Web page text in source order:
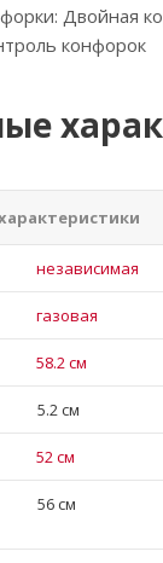
Двойная
конфорок
независимая
газовая
58.2 см
5.2 см
52 см
56 см